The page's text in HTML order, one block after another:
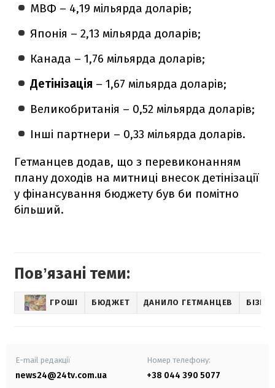
МВФ – 4,19 мільярда доларів;
Японія – 2,13 мільярда доларів;
Канада – 1,76 мільярда доларів;
Детінізація – 1,67 мільярда доларів;
Великобританія – 0,52 мільярда доларів;
Інші партнери – 0,33 мільярда доларів.
Гетманцев додав, що з перевиконанням
плану доходів на митниці внесок детінізації
у фінансування бюджету був би помітно
більший.
Повʼязані теми:
ГРОШІ БЮДЖЕТ ДАНИЛО ГЕТМАНЦЕВ
E-mail редакції
news24@24tv.com.ua
Номер телефону:
+38 044 390 5077